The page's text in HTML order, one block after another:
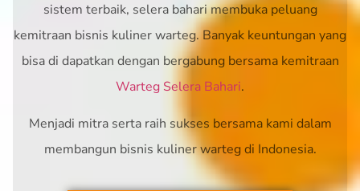
sistem terbaik, selera bahari membuka peluang
kemitraan bisnis kuliner warteg. Banyak keuntungan yang
bisa di dapatkan dengan bergabung bersama kemitraan
Warteg Selera Bahari.
Menjadi mitra serta raih sukses bersama kami dalam
membangun bisnis kuliner warteg di Indonesia.